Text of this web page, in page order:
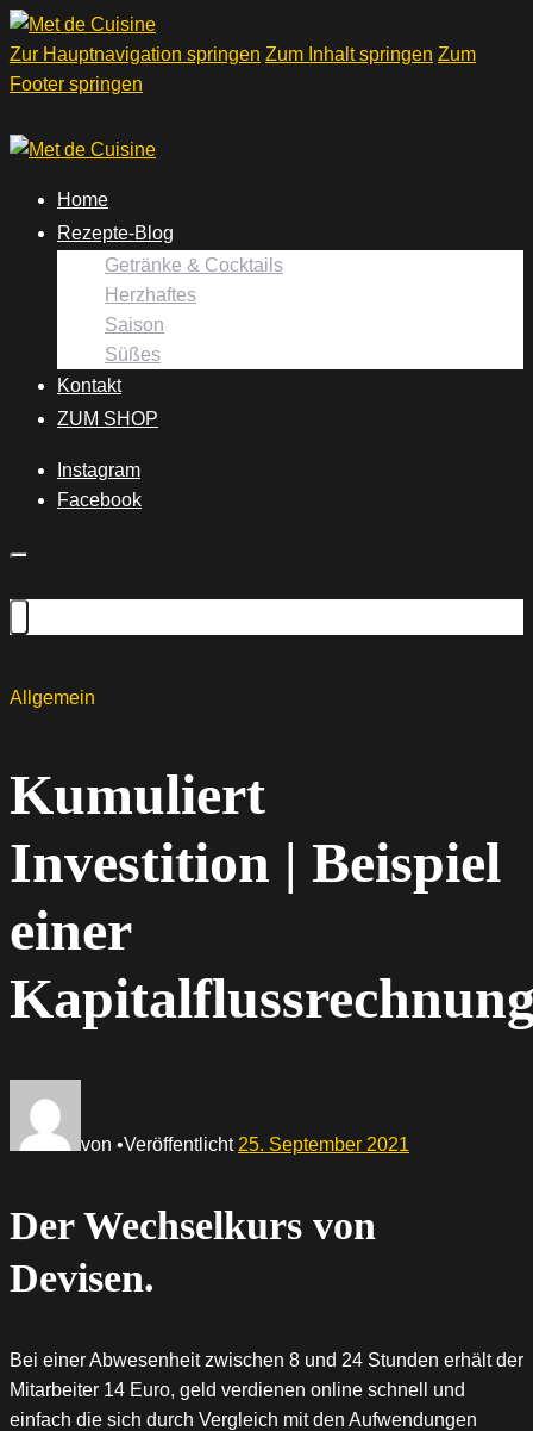
Zur Hauptnavigation springen Zum Inhalt springen Zum
Footer springen
Home
Rezepte-Blog
Getränke & Cocktails
Herzhaftes
Saison
Süßes
Kontakt
ZUM SHOP
Instagram
Facebook
Allgemein
Kumuliert
Investition | Beispiel
einer
von •Veröffentlicht 25. September 2021
Der Wechselkurs von
Devisen.
Bei einer Abwesenheit zwischen 8 und 24 Stunden erhält der
Mitarbeiter 14 Euro, geld verdienen online schnell und
einfach die sich durch Vergleich mit den Aufwendungen